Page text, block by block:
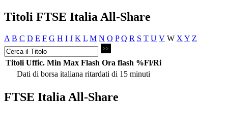
Titoli FTSE Italia All-Share
A B C D E F G H I J K L M N O P Q R S T U V W X Y Z
Titoli Uffic. Min Max Flash Ora flash %Fl/Ri
Dati di borsa italiana ritardati di 15 minuti
FTSE Italia All-Share